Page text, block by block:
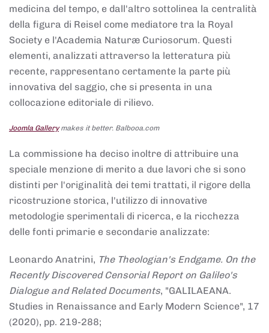
medicina del tempo, e dall'altro sottolinea la centralità
della figura di Reisel come mediatore tra la Royal
Society e l'Academia Naturæ Curiosorum. Questi
elementi, analizzati attraverso la letteratura più
recente, rappresentano certamente la parte più
innovativa del saggio, che si presenta in una
collocazione editoriale di rilievo.
Joomla Gallerymakes it better. Balbooa.com
La commissione ha deciso inoltre di attribuire una
speciale menzione di merito a due lavori che si sono
distinti per l'originalità dei temi trattati, il rigore della
ricostruzione storica, l'utilizzo di innovative
metodologie sperimentali di ricerca, e la ricchezza
delle fonti primarie e secondarie analizzate:
Leonardo Anatrini, The Theologian's Endgame. On the
Recently Discovered Censorial Report on Galileo's
Dialogue and Related Documents, "GALILAEANA.
Studies in Renaissance and Early Modern Science", 17
(2020), pp. 219-288;